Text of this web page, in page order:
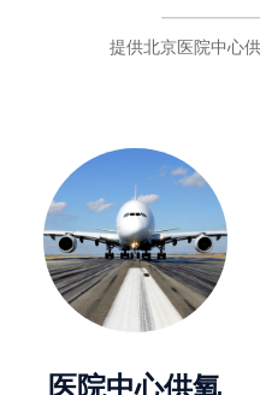
提供北京医院中心
医院中心供氧